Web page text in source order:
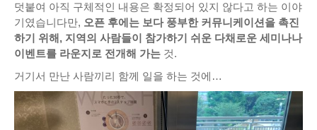
덧붙여 아직 구체적인 내용은 확정되어 있지 않다고 하는 이야
기였습니다만, 오픈 후에는 보다 풍부한 커뮤니케이션을 촉진
하기 위해, 지역의 사람들이 참가하기 쉬운 다채로운 세미나나
이벤트를 라운지로 전개해 가는 것.
거기서 만난 사람끼리 함께 일을 하는 것에…